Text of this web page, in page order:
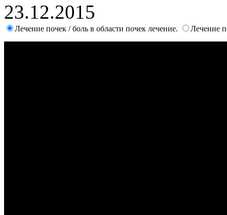
23.12.2015
Лечение почек / боль в области почек лечение. Лечение